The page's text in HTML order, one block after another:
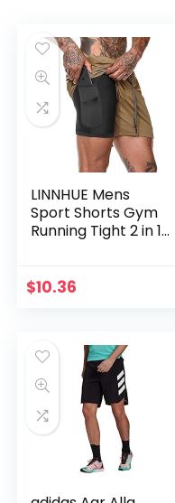
LINNHUE Mens
Sport Shorts Gym
Running Tight 2 in 1
Ademend Training
$10.36